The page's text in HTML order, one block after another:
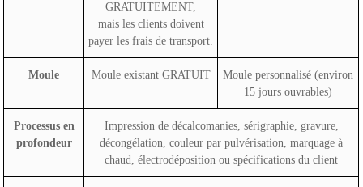
GRATUITEMENT,
mais les clients doivent
payer les frais de transport.
Moule Moule existant GRATUIT
Moule personnalisé (environ
15 jours ouvrables)
Processus en
profondeur
Impression de décalcomanies, sérigraphie, gravure,
décongélation, couleur par pulvérisation, marquage à
chaud, électrodéposition ou spécifications du client